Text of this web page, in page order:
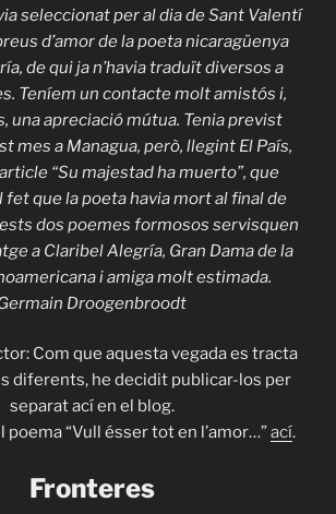
seleccionat per al dia de Sant Valentí
d’amor de la poeta nicaragüenya
de qui ja n’havia traduït diversos a
Teníem un contacte molt amistós i,
una apreciació mútua. Tenia previst
mes a Managua, però, llegint El País,
“Su majestad ha muerto”, que
que la poeta havia mort al final de
dos poemes formosos servisquen
a Claribel Alegría, Gran Dama de la
i amiga molt estimada.
Droogenbroodt
Com que aquesta vegada es tracta
diferents, he decidit publicar-los per
separat ací en el blog.
poema “Vull ésser tot en l’amor…”ací.
Fronteres